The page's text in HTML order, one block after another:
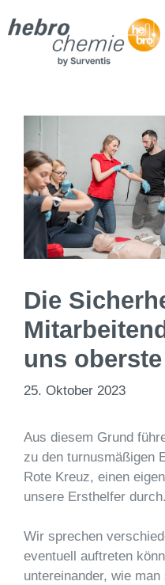
Die
uns
25. Oktober 2023
Aus diesem Grund
zu den turnusmäßigen
Rote Kreuz, einen
unsere Ersthelfer durch.
Wir sprechen
eventuell auftreten
untereinander, wie